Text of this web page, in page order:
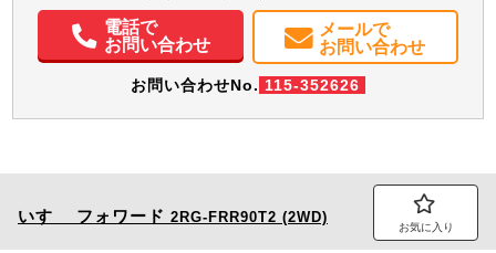
PMマフラー
Sリミッタ
電話で
お問い合わせ
メールで
お問い合わせ
お問い合わせNo. 115-352626
いすゞ フォワード 2RG-FRR90T2 (2WD)
お気に入り